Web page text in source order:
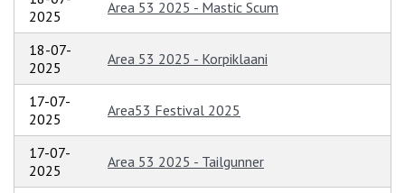
2025
Area 53 2025 - Mastic Scum
18-07-
2025
Area 53 2025 - Korpiklaani
17-07-
2025
Area53 Festival 2025
17-07-
2025
Area 53 2025 - Tailgunner